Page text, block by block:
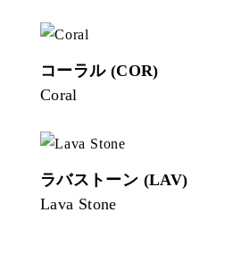
コーラル (COR)
Coral
ラバストーン (LAV)
Lava Stone